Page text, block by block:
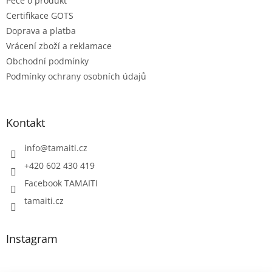
Certifikace GOTS
Doprava a platba
Vrácení zboží a reklamace
Obchodní podmínky
Podmínky ochrany osobních údajů
Kontakt
info@tamaiti.cz
+420 602 430 419
Facebook TAMAITI
tamaiti.cz
Instagram